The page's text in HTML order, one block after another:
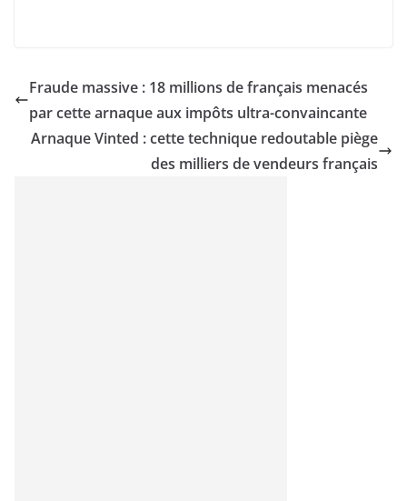
Fraude massive : 18 millions de français menacés
par cette arnaque aux impôts ultra-convaincante
Arnaque Vinted : cette technique redoutable piège
des milliers de vendeurs français